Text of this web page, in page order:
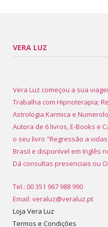
VERA LUZ
Vera Luz começou a sua
Trabalha com Hipnoterapia;
Astrologia Karmica e
Autora de 6 livros, E-Books e
o seu livro "Regressão a
Brasil e disponível em Inglês
Dá consultas presenciais ou
Tel.: 00 351 967 988 990
Email: veraluz@veraluz.pt
Loja Vera Luz
Termos e Condições